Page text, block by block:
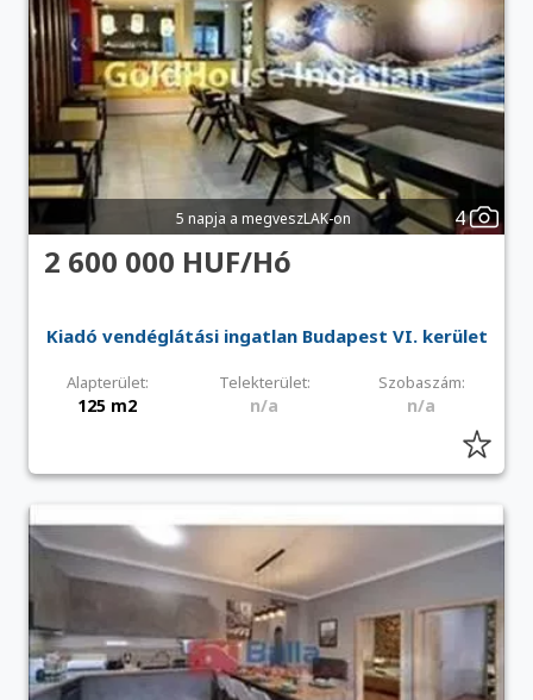
5 napja a megveszLAK-on 4
2 600 000 HUF/Hó
Kiadó vendéglátási ingatlan Budapest VI. kerület
Alapterület: Telekterület: Szobaszám:
125 m2 n/a n/a